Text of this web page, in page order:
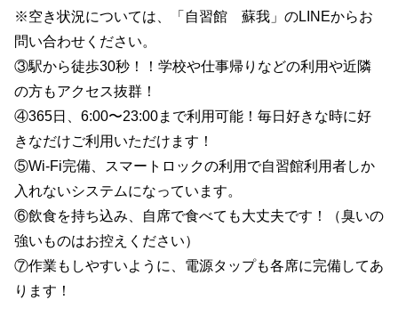
※空き状況については、「自習館 蘇我」のLINEからお
問い合わせください。
③駅から徒歩30秒！！学校や仕事帰りなどの利用や近隣
の方もアクセス抜群！
④365日、6:00〜23:00まで利用可能！毎日好きな時に好
きなだけご利用いただけます！
⑤Wi-Fi完備、スマートロックの利用で自習館利用者しか
入れないシステムになっています。
⑥飲食を持ち込み、自席で食べても大丈夫です！（臭いの
強いものはお控えください）
⑦作業もしやすいように、電源タップも各席に完備してあ
ります！